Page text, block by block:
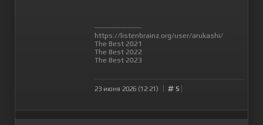
--------------------
https://listenbrainz.org/user/arukashi/
The Best 2021
The Best 2022
The Best 2023
23 июня 2026 (12:21) 5